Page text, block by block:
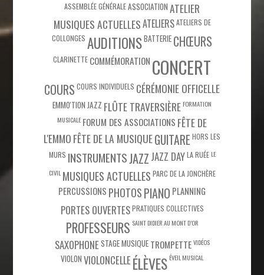
ASSEMBLÉE GÉNÉRALEASSOCIATION ATELIER
MUSIQUES ACTUELLESATELIERSATELIERS DE
COLLONGES AUDITIONSBATTERIE CHŒURS
CLARINETTE COMMÉMORATION CONCERT
COURS COURS INDIVIDUELS CÉRÉMONIE OFFICELLE
EMMO'TION JAZZ FLÛTE TRAVERSIÈRE FORMATION
MUSICALE FORUM DES ASSOCIATIONS FÊTE DE
L'EMMOFÊTE DE LA MUSIQUEGUITARE HORS LES
MURS INSTRUMENTSJAZZ JAZZ DAYLA RUÉE LE
CIVIL MUSIQUES ACTUELLES PARC DE LA JONCHÈRE
PERCUSSIONS PHOTOSPIANO PLANNING
PORTES OUVERTESPRATIQUES COLLECTIVES
PROFESSEURS SAINT DIDIER AU MONT D’OR
SAXOPHONESTAGE MUSIQUE TROMPETTE VIDÉOS
VIOLON VIOLONCELLEÉLÈVES ÉVEIL MUSICAL